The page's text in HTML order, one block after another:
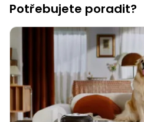
Ruční
nářadí
Rozmetadla
vozíky
Zametací
stroje
Nabíječky
Příslušenství
Topidla
Navijáky
Potřebujete poradit?